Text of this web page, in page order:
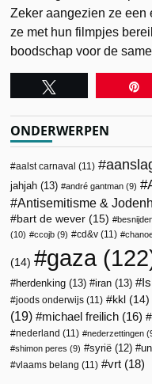
Zeker aangezien ze een
ze met hun filmpjes
boodschap voor de
ONDERWERPEN
aalst carnaval (11)
jahjah (13) andré gantman (9)
Antisemitisme &
bart de wever (15)
(10)
ccojb (9) cd&v (11)
(14) gaza
herdenking (13) iran (13)
joods onderwijs (11) kkl (14)
(19)
michael freilich (16)
nederland (11) nederzettingen
shimon peres (9) syrië (12)
vlaams belang (11) vrt (18)